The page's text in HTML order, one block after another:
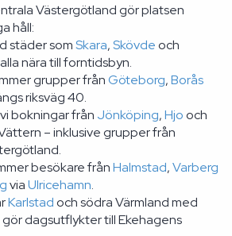
Västergötland gör platsen
håll:
städer somSkara,Skövdeoch
nära till forntidsbyn.
grupper frånGöteborg,Borås
riksväg 40.
bokningar från Jönköping,Hjooch
– inklusive grupper från
besökare frånHalmstad,Varberg
viaUlricehamn.
Karlstadoch södra Värmland med
dagsutflykter till Ekehagens